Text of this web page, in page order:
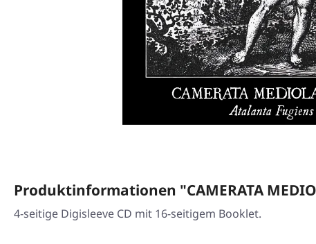
Produktinformationen "CAMERATA
4-seitige Digisleeve CD mit 16-seitigem Booklet.